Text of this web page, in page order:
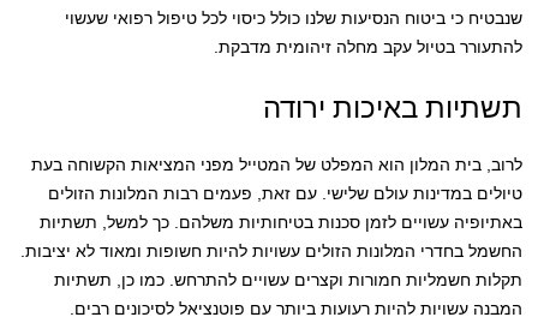
שנבטיח כי ביטוח הנסיעות שלנו כולל כיסוי לכל טיפול רפואי שעשוי
להתעורר בטיול עקב מחלה זיהומית מדבקת.
תשתיות באיכות ירודה
לרוב, בית המלון הוא המפלט של המטייל מפני המציאות הקשוחה בעת
טיולים במדינות עולם שלישי. עם זאת, פעמים רבות המלונות הזולים
באתיופיה עשויים לזמן סכנות בטיחותיות משלהם. כך למשל, תשתיות
החשמל בחדרי המלונות הזולים עשויות להיות חשופות ומאוד לא יציבות.
תקלות חשמליות חמורות וקצרים עשויים להתרחש. כמו כן, תשתיות
המבנה עשויות להיות רעועות ביותר עם פוטנציאל לסיכונים רבים.